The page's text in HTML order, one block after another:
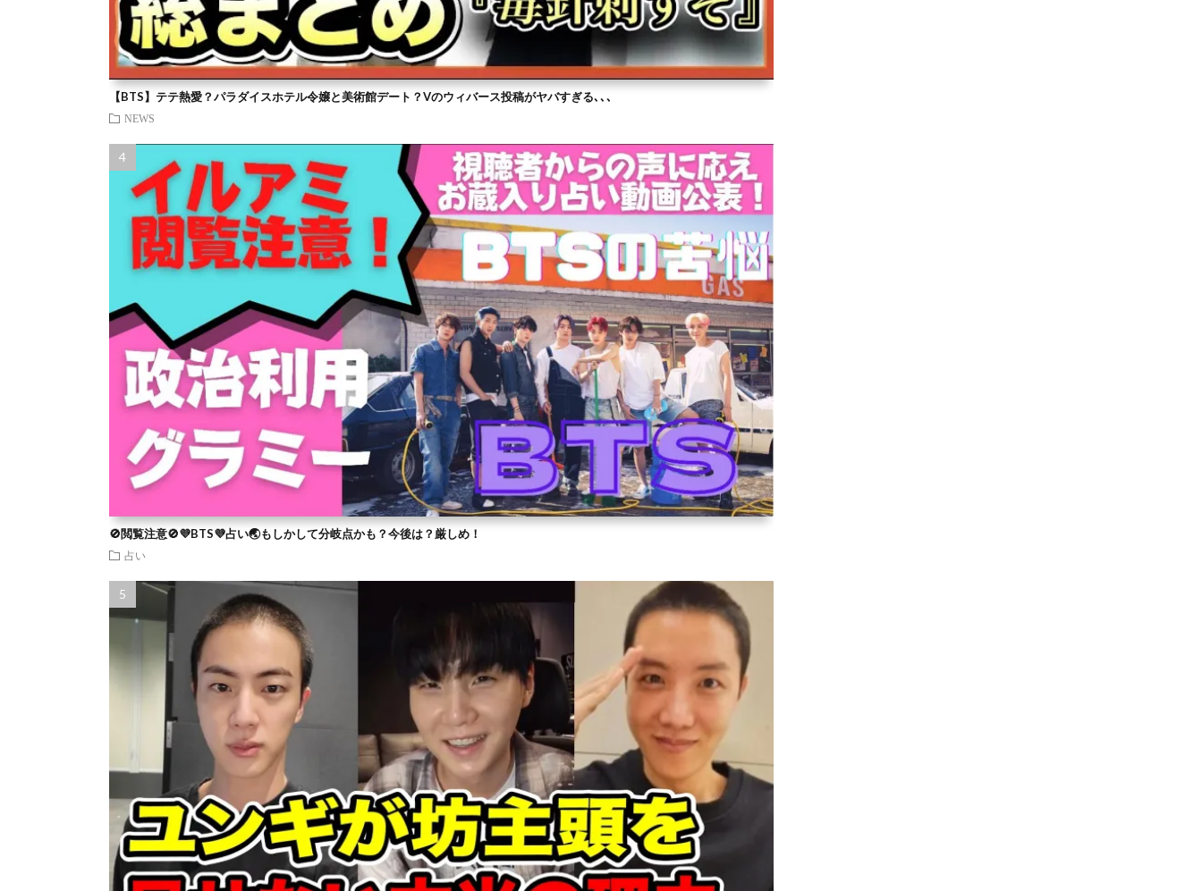
【BTS】テテ熱愛？パラダイスホテル令嬢と美術館デート？Vのウィバース投稿がヤバすぎる､､､
NEWS
🚫閲覧注意🚫💜BTS💜占い🌏もしかして分岐点かも？今後は？厳しめ！
占い